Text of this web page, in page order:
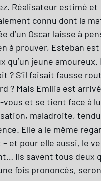
Réalisateur estimé et
connu dont la
d’un Oscar laisse à
à prouver, Esteban est
qu’un jeune amoureux.
? S’il faisait fausse
? Mais Emilia est
vous et se tient face à
maladroite,
Elle a le même
et pour elle aussi, le
Ils savent tous deux
fois prononcés,